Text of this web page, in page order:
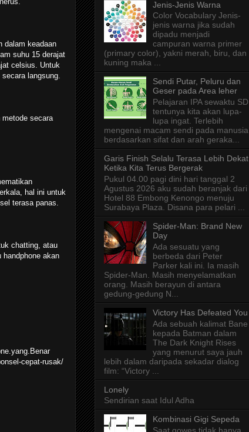
dalam keadaan
suhu 15 derajat
celsius. Untuk
langsung.
metode secara
hal ini untuk
terasa panas.
chatting, atau
handphone akan
cepat-rusak/
Jenis-Jenis Warna
Color Vocabulary Jenis-
jenis warna jika sudah
dipadu menjadi
campuran warna primer
(primary color), yakni merah, biru, dan
kuning maka ...
Sendi Putar, Peluru dan
Geser pada Area leher
Pelajaran IPA sewaktu SD
tentunya kita akan lupa-
lupa ingat. Terlebih
mengenai macam sendi pada manusia
berdasarkan sifat dan arah geraka...
Garis Finish Selalu Terasa Lebih Dekat
Ketika Kita Terus Bergerak
Pukul 04.00 pagi dini hari tanggal 2
Agustus 2026 aku sudah beranjak dari
Hotel 88 Embong Kenongo menuju
Surabaya Plaza. Disana para pelari ...
Spider-Man: Brand New
Day
Ada sesuatu yang
berbeda dari Peter
Parker kali ini. Ia masih
Spider-Man. Masih menyelamatkan
orang. Masih berayun di antara
gedung-gedung N...
Victory Has Defeated You
Ada sebuah kalimat Bane
kepada Batman dalam
The Dark Knight Rises
yang menurut saya jauh
lebih dalam daripada sekadar dialog
film: “Victory ...
Lonely
Sendirian saat Idul Adha
Kombinasi Gigi Sepeda